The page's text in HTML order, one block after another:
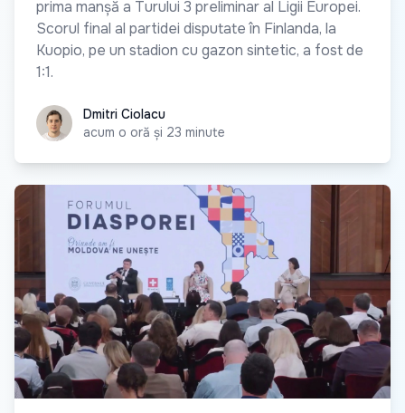
prima manșă a Turului 3 preliminar al Ligii Europei.
Scorul final al partidei disputate în Finlanda, la
Kuopio, pe un stadion cu gazon sintetic, a fost de
1:1.
Dmitri Ciolacu
Dmitri Ciolacu
acum o oră și 23 minute